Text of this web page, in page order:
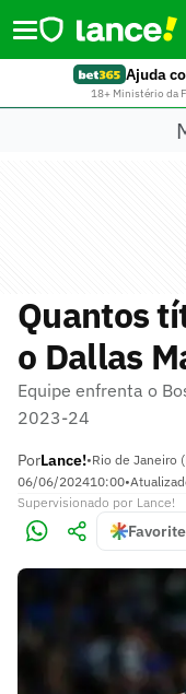
Ajuda
18+ Ministério da
Quantos
o Dallas
Equipe enfrenta o
2023-24
PorLance!•Rio de Janeiro
06/06/202410:00•
Supervisionado por Lance!